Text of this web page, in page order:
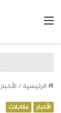
الرئيسية /الأخبار
الأخبار مقابلات